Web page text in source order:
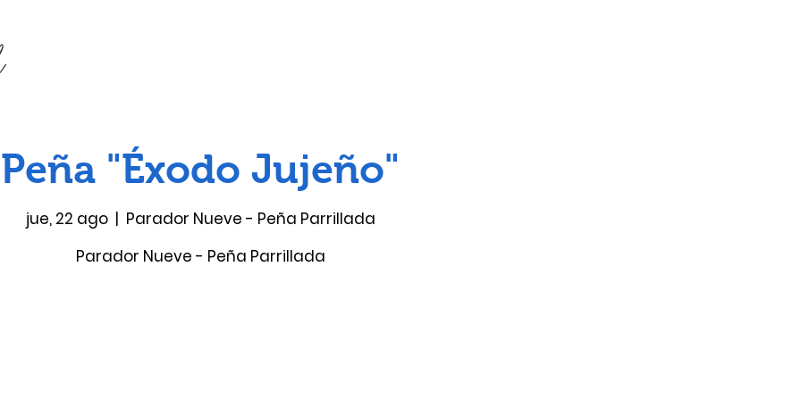
Peña "Éxodo Jujeño"
jue, 22 ago
  |
Parador Nueve - Peña Parrillada
Parador Nueve - Peña Parrillada